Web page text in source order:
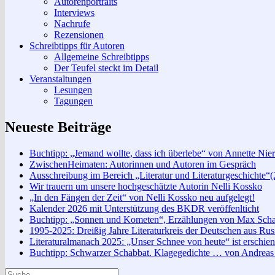
Interviews
Nachrufe
Rezensionen
Schreibtipps für Autoren
Allgemeine Schreibtipps
Der Teufel steckt im Detail
Veranstaltungen
Lesungen
Tagungen
Neueste Beiträge
Buchtipp: „Jemand wollte, dass ich überlebe“ von Annette Nier
ZwischenHeimaten: Autorinnen und Autoren im Gespräch
Ausschreibung im Bereich „Literatur und
Wir trauern um unsere hochgeschätzte Autorin Nelli Kossko
„In den Fängen der Zeit“ von Nelli Kossko neu aufgelegt!
Kalender 2026 mit Unterstützung des BKDR veröffenlticht
Buchtipp: „Sonnen und Kometen“, Erzählungen von Max
1995-2025: Dreißig Jahre Literaturkreis der Deutschen aus
Literaturalmanach 2025: „Unser Schnee von heute“ ist
Buchtipp: Schwarzer Schabbat. Klagegedichte … von Andreas